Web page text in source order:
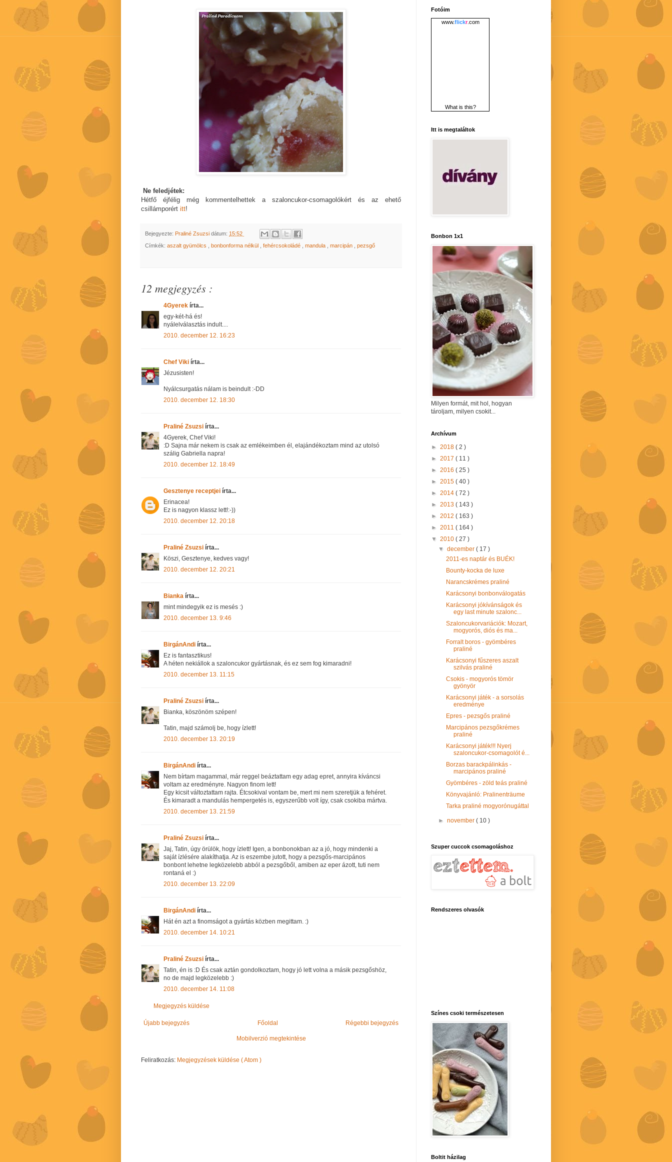
Ne feledjétek:
Hétfő éjfélig még kommentelhettek a szaloncukor-csomagolókért és az ehető
csillámporért itt!
Bejegyezte: Praliné Zsuzsi dátum: 15:52
Címkék: aszalt gyümölcs bonbonforma nélkül fehércsokoládé mandula marcipán pezsgő
12 megjegyzés :
4Gyerek írta...
egy-két-há és!
nyálelválasztás indult....
2010. december 12. 16:23
Chef Viki írta...
Jézusisten!
Nyálcsurgatás nálam is beindult :-DD
2010. december 12. 18:30
Praliné Zsuzsi írta...
4Gyerek, Chef Viki!
:D Sajna már nekem is csak az emlékeimben él, elajándékoztam mind az utolsó
szálig Gabriella napra!
2010. december 12. 18:49
Gesztenye receptjei írta...
Erinacea!
Ez is nagyon klassz lett!:-))
2010. december 12. 20:18
Praliné Zsuzsi írta...
Köszi, Gesztenye, kedves vagy!
2010. december 12. 20:21
Bianka írta...
mint mindegyik ez is mesés :)
2010. december 13. 9:46
BirgánAndi írta...
Ez is fantasztikus!
A héten nekiállok a szaloncukor gyártásnak, és ez sem fog kimaradni!
2010. december 13. 11:15
Praliné Zsuzsi írta...
Bianka, köszönöm szépen!
Tatin, majd számolj be, hogy ízlett!
2010. december 13. 20:19
BirgánAndi írta...
Nem bírtam magammal, már reggel beáztattam egy adag epret, annyira kíváncsi
voltam az eredményre. Nagyon finom lett!
Egy kicsit változtattam rajta. Étcsokival vontam be, mert mi nem szeretjük a fehéret.
És kimaradt a mandulás hempergetés is, egyszerűbb volt így, csak csokiba mártva.
2010. december 13. 21:59
Praliné Zsuzsi írta...
Jaj, Tatin, úgy örülök, hogy ízlett! Igen, a bonbonokban az a jó, hogy mindenki a
saját ízlésére alakíthatja. Az is eszembe jutott, hogy a pezsgős-marcipános
bonbont lehetne legközelebb abból a pezsgőből, amiben az eper ázott, tuti nem
rontaná el :)
2010. december 13. 22:09
BirgánAndi írta...
Hát én azt a finomságot a gyártás közben megittam. :)
2010. december 14. 10:21
Praliné Zsuzsi írta...
Tatin, én is :D És csak aztán gondolkoztam, hogy jó lett volna a másik pezsgőshöz,
no de majd legközelebb :)
2010. december 14. 11:08
Megjegyzés küldése
Újabb bejegyzés Régebbi bejegyzés
Főoldal
Mobilverzió megtekintése
Feliratkozás: Megjegyzések küldése ( Atom )
Fotóim
www.flickr.com
What is this?
Itt is megtaláltok
Bonbon 1x1
Milyen formát, mit hol, hogyan
tároljam, milyen csokit...
Archívum
► 2018 ( 2 )
► 2017 ( 11 )
► 2016 ( 25 )
► 2015 ( 40 )
► 2014 ( 72 )
► 2013 ( 143 )
► 2012 ( 163 )
► 2011 ( 164 )
▼ 2010 ( 27 )
▼december( 17 )
2011-es naptár és BUÉK!
Bounty-kocka de luxe
Narancskrémes praliné
Karácsonyi bonbonválogatás
Karácsonyi jókívánságok és
egy last minute szalonc...
Szaloncukorvariációk: Mozart,
mogyorós, diós és ma...
Forralt boros - gyömbéres
praliné
Karácsonyi fűszeres aszalt
szilvás praliné
Csokis - mogyorós tömör
gyönyör
Karácsonyi játék - a sorsolás
eredménye
Epres - pezsgős praliné
Marcipános pezsgőkrémes
praliné
Karácsonyi játék!!! Nyerj
szaloncukor-csomagolót é...
Borzas barackpálinkás -
marcipános praliné
Gyömbéres - zöld teás praliné
Könyvajánló: Pralinenträume
Tarka praliné mogyorónugáttal
►november( 10 )
Szuper cuccok csomagoláshoz
Rendszeres olvasók
Színes csoki természetesen
Boltit házilag